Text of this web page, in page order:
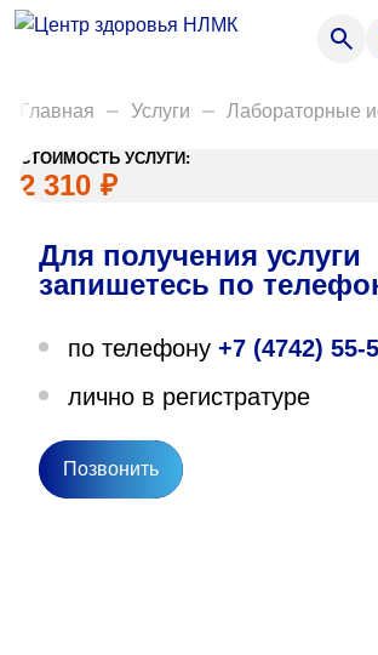
Анализы
Акции
Пациентам
Вакансии
О нас
Направления деятельности
Главная Услуги Лабораторные
СТОИМОСТЬ УСЛУГИ:
2 310 ₽
Для получения услуги
запишетесь по
по телефону +7 (4742) 55-
лично в регистратуре
Позвонить